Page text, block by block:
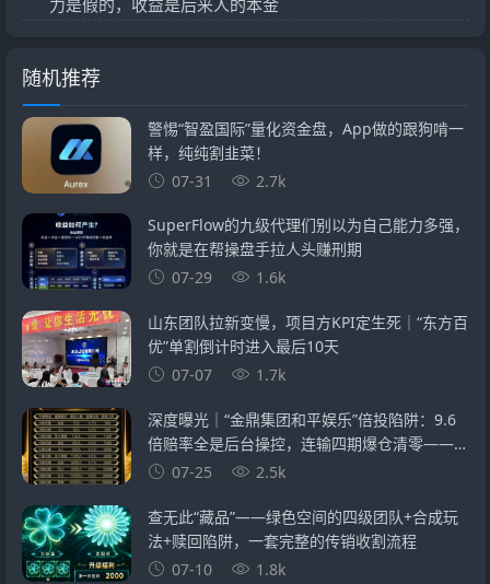
随机推荐
警惕“智盈国际”量化资金盘，App做的跟狗啃一
样，纯纯割韭菜！
07-31
2.7k
SuperFlow的九级代理们别以为自己能力多强，
你就是在帮操盘手拉人头赚刑期
07-29
1.6k
山东团队拉新变慢，项目方KPI定生死｜“东方百
优”单割倒计时进入最后10天
07-07
1.7k
深度曝光｜“金鼎集团和平娱乐”倍投陷阱：9.6
倍赔率全是后台操控，连输四期爆仓清零——提
现？流水不足+账号异常+直接封禁
07-25 2.5k
查无此“藏品”——绿色空间的四级团队+合成玩
法+赎回陷阱，一套完整的传销收割流程
07-10
1.8k